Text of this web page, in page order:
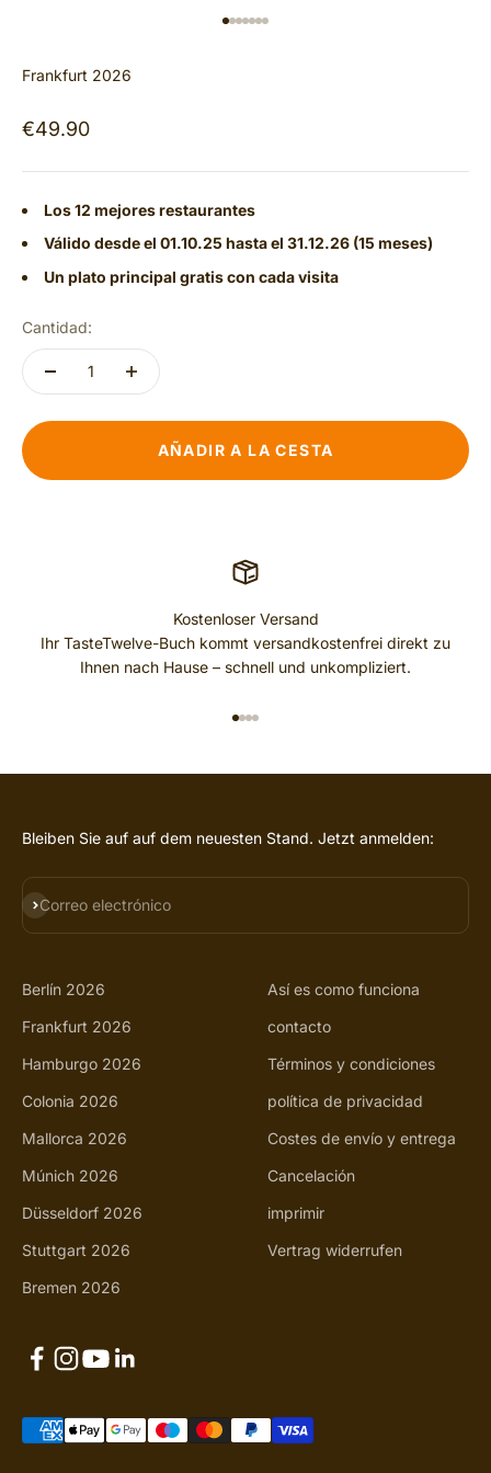
Frankfurt 2026
Precio de oferta
€49.90
Los 12 mejores restaurantes
Válido desde el 01.10.25 hasta el 31.12.26 (15 meses)
Un plato principal gratis con cada visita
Cantidad:
AÑADIR A LA CESTA
Kostenloser Versand
Ihr TasteTwelve-Buch kommt versandkostenfrei direkt zu
Ihnen nach Hause – schnell und unkompliziert.
Bleiben Sie auf auf dem neuesten Stand. Jetzt anmelden:
Correo electrónico
SUSCRIBIRSE
Berlín 2026
Frankfurt 2026
Hamburgo 2026
Colonia 2026
Mallorca 2026
Múnich 2026
Düsseldorf 2026
Stuttgart 2026
Bremen 2026
Así es como funciona
contacto
Términos y condiciones
política de privacidad
Costes de envío y entrega
Cancelación
imprimir
Vertrag widerrufen